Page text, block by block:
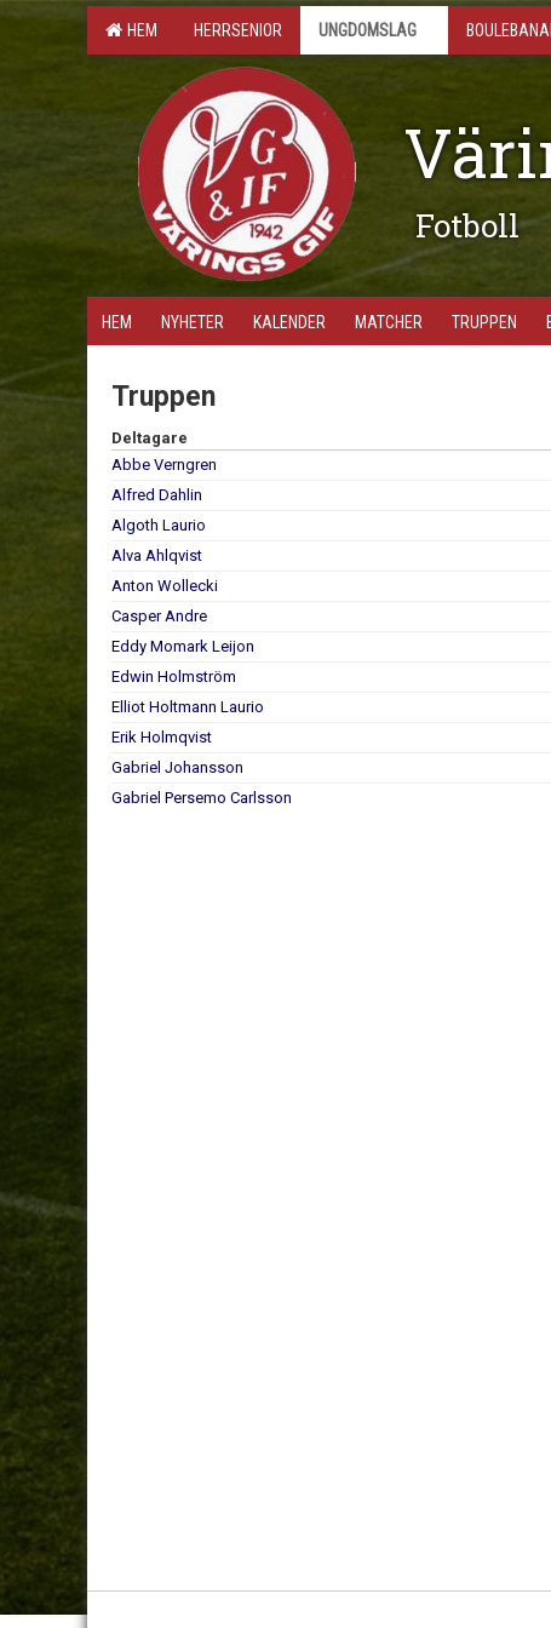
HEM HERRSENIOR UNGDOMSLAG
Fotboll
HEM NYHETER KALENDER MATCHER TRUPPEN
Truppen
Deltagare
Abbe Verngren
Alfred Dahlin
Algoth Laurio
Alva Ahlqvist
Anton Wollecki
Casper Andre
Eddy Momark Leijon
Edwin Holmström
Elliot Holtmann Laurio
Erik Holmqvist
Gabriel Johansson
Gabriel Persemo Carlsson